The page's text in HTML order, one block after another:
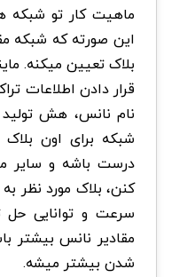
ماهیت کار تو شبکه
این صورته که شبکه
بلاک تعیین میکنه.
قرار دادن اطلاعات
نام نانس، هش
شبکه برای اون
درست باشه و سایر
کنن، بلاک مورد نظر
سرعت و توانایی حل
مقادیر نانس بیشتر
شدن بیشتر میشه.